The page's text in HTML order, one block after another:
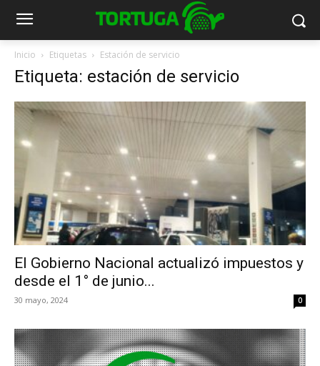
Inicio Etiquetas Estación de servicio
Etiqueta: estación de servicio
El Gobierno Nacional actualizó impuestos y
desde el 1° de junio...
30 mayo, 2024 0